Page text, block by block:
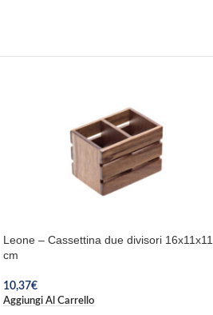
Leone – Cassettina due divisori 16x11x11
cm
10,37€
Aggiungi Al Carrello